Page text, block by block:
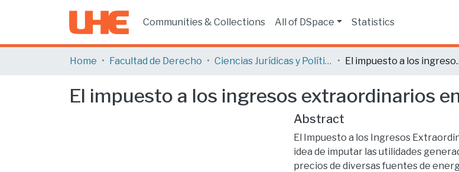
Communities & Collections All of DSpace Statistics
Home Facultad de Derecho Ciencias Jurídicas y Políticas El impuesto a los
El impuesto a los ingresos extraordinarios
Abstract
El Impuesto a los Ingresos
idea de imputar las utilidades
precios de diversas fuentes de